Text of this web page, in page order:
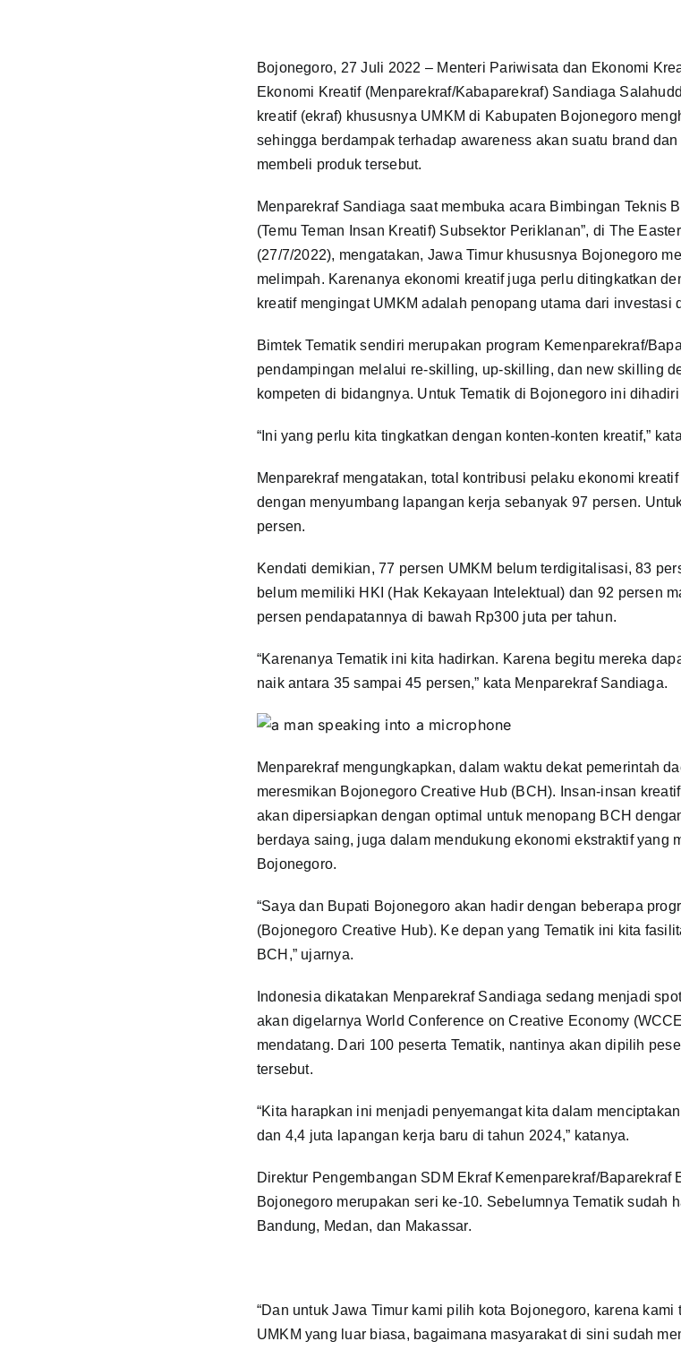
Bojonegoro, 27 Juli 2022 – Menteri Pariwisata dan Ekonomi
Ekonomi Kreatif (Menparekraf/Kabaparekraf) Sandiaga
kreatif (ekraf) khususnya UMKM di Kabupaten Bojonegoro
sehingga berdampak terhadap awareness akan suatu brand
membeli produk tersebut.
Menparekraf Sandiaga saat membuka acara Bimbingan Teknis
(Temu Teman Insan Kreatif) Subsektor Periklanan”, di The
(27/7/2022), mengatakan, Jawa Timur khususnya Bojonegoro
melimpah. Karenanya ekonomi kreatif juga perlu ditingkatkan
kreatif mengingat UMKM adalah penopang utama dari investasi
Bimtek Tematik sendiri merupakan program Kemenparekraf/
pendampingan melalui re-skilling, up-skilling, dan new skilling
kompeten di bidangnya. Untuk Tematik di Bojonegoro ini
“Ini yang perlu kita tingkatkan dengan konten-konten kreatif,”
Menparekraf mengatakan, total kontribusi pelaku ekonomi
dengan menyumbang lapangan kerja sebanyak 97 persen.
persen.
Kendati demikian, 77 persen UMKM belum terdigitalisasi, 83
belum memiliki HKI (Hak Kekayaan Intelektual) dan 92 persen
persen pendapatannya di bawah Rp300 juta per tahun.
“Karenanya Tematik ini kita hadirkan. Karena begitu mereka
naik antara 35 sampai 45 persen,” kata Menparekraf Sandiaga.
Menparekraf mengungkapkan, dalam waktu dekat pemerintah
meresmikan Bojonegoro Creative Hub (BCH). Insan-insan
akan dipersiapkan dengan optimal untuk menopang BCH
berdaya saing, juga dalam mendukung ekonomi ekstraktif yang
Bojonegoro.
“Saya dan Bupati Bojonegoro akan hadir dengan beberapa
(Bojonegoro Creative Hub). Ke depan yang Tematik ini kita
BCH,” ujarnya.
Indonesia dikatakan Menparekraf Sandiaga sedang menjadi
akan digelarnya World Conference on Creative Economy
mendatang. Dari 100 peserta Tematik, nantinya akan dipilih
tersebut.
“Kita harapkan ini menjadi penyemangat kita dalam
dan 4,4 juta lapangan kerja baru di tahun 2024,” katanya.
Direktur Pengembangan SDM Ekraf Kemenparekraf/Baparekraf
Bojonegoro merupakan seri ke-10. Sebelumnya Tematik sudah
Bandung, Medan, dan Makassar.
“Dan untuk Jawa Timur kami pilih kota Bojonegoro, karena
UMKM yang luar biasa, bagaimana masyarakat di sini sudah